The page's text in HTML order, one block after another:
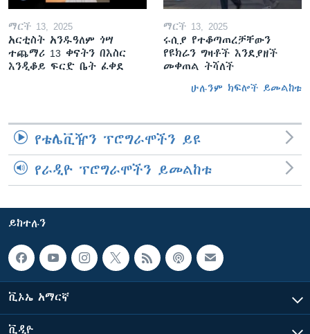
ማርች 13, 2025
አርቲስት አንዱዓለም ጎሣ
ተጨማሪ 13 ቀናትን በእስር
እንዲቆይ ፍርድ ቤት ፈቀደ
ማርች 13, 2025
ሩሲያ የተቆጣጠረቻቸውን
የዩክሬን ግዛቶች እንደያዘች
መቀጠል ትሻለች
ሁሉንም ክፍሎች ይመልከቱ
የቴሌቪዥን ፕሮግራሞችን ይዩ
የራዲዮ ፕሮግራሞችን ይመልከቱ
ይከተሉን
ቪኦኤ አማርኛ
ቪዲዮ